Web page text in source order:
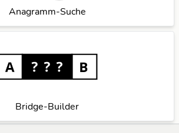
Anagramm-Suche
Bridge-Builder